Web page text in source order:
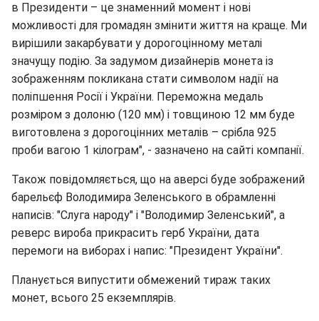
в Президенти – це знаменний момент і нові
можливості для громадян змінити життя на краще. Ми
вирішили закарбувати у дорогоцінному металі
значущу подію. За задумом дизайнерів монета із
зображенням покликана стати символом надії на
поліпшення Росії і України. Переможна медаль
розміром з долоню (120 мм) і товщиною 12 мм буде
виготовлена з дорогоцінних металів – срібла 925
проби вагою 1 кілограм", - зазначено на сайті компанії.
Також повідомляється, що на аверсі буде зображений
барельєф Володимира Зеленського в обрамленні
написів: "Слуга народу" і "Володимир Зеленський", а
реверс вироба прикрасить герб України, дата
перемоги на виборах і напис: "Президент України".
Планується випустити обмежений тираж таких
монет, всього 25 екземплярів.